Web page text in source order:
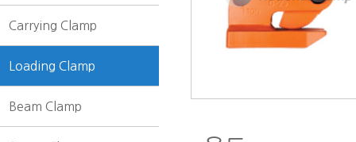
Carrying Clamp
Loading Clamp
Beam Clamp